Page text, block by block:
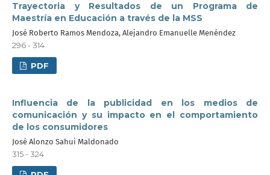
Trayectoria y Resultados de un Programa de
Maestría en Educación a través de la MSS
José Roberto Ramos Mendoza, Alejandro Emanuelle Menéndez
296 - 314
PDF
Influencia de la publicidad en los medios de
comunicación y su impacto en el comportamiento
de los consumidores
José Alonzo Sahui Maldonado
315 - 324